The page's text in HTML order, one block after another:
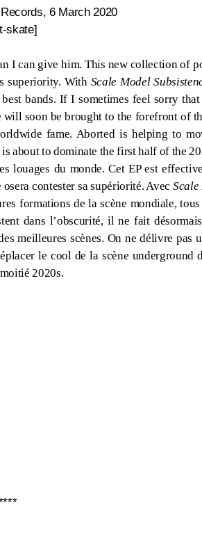
6 March 2020
skate]
I can give him. This new collection of
superiority. With Scale Model
bands. If I sometimes feel sorry
soon be brought to the forefront of
fame. Aborted is helping to
about to dominate the first half of the
louages du monde. Cet EP est
contester sa supériorité. AvecScale
formations de la scène mondiale,
dans l’obscurité, il ne fait
meilleures scènes. On ne délivre pas
le cool de la scène underground
2020s.